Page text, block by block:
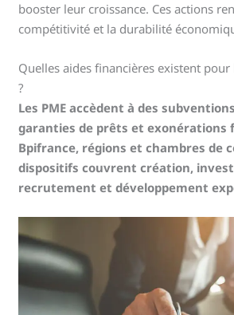
booster leur croissance. Ces actions
compétitivité et la durabilité
Quelles aides financières existent pour
?
Les PME accèdent à des
garanties de prêts et exonérations
Bpifrance, régions et chambres de
dispositifs couvrent création,
recrutement et développement